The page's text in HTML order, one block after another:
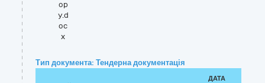
ор
у.d
oc
x
Тип документа: Тендерна документація
ДАТА